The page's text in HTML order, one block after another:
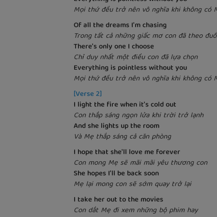
Mọi thứ đều trở nên vô nghĩa khi không có
Of all the dreams I'm chasing
Trong tất cả những giấc mơ con đã theo
There's only one I choose
Chỉ duy nhất một điều con đã lựa chọn
Everything is pointless without you
Mọi thứ đều trở nên vô nghĩa khi không có
[Verse 2]
I light the fire when it's cold out
Con thắp sáng ngọn lửa khi trời trở lạnh
And she lights up the room
Và Mẹ thắp sáng cả căn phòng
I hope that she'll love me forever
Con mong Mẹ sẽ mãi mãi yêu thương con
She hopes I'll be back soon
Mẹ lại mong con sẽ sớm quay trở lại
I take her out to the movies
Con dắt Mẹ đi xem những bộ phim hay